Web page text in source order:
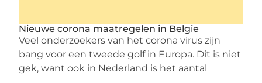
Nieuwe corona maatregelen in Belgie
Veel onderzoekers van het corona virus zijn
bang voor een tweede golf in Europa. Dit is niet
gek, want ook in Nederland is het aantal